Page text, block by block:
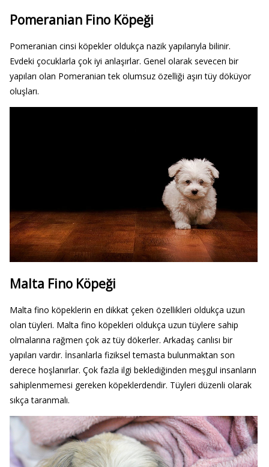
Pomeranian Fino Köpeği
Pomeranian cinsi köpekler oldukça nazik yapılarıyla bilinir.
Evdeki çocuklarla çok iyi anlaşırlar. Genel olarak sevecen bir
yapıları olan Pomeranian tek olumsuz özelliği aşırı tüy döküyor
oluşları.
Malta Fino Köpeği
Malta fino köpeklerin en dikkat çeken özellikleri oldukça uzun
olan tüyleri. Malta fino köpekleri oldukça uzun tüylere sahip
olmalarına rağmen çok az tüy dökerler. Arkadaş canlısı bir
yapıları vardır. İnsanlarla fiziksel temasta bulunmaktan son
derece hoşlanırlar. Çok fazla ilgi beklediğinden meşgul insanların
sahiplenmemesi gereken köpeklerdendir. Tüyleri düzenli olarak
sıkça taranmalı.